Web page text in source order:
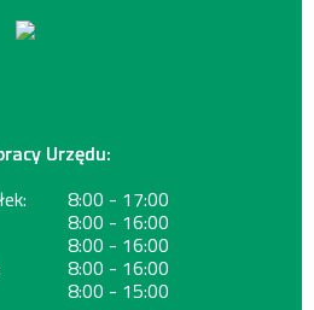
Urzędu:
8:00 - 17:00
8:00 - 16:00
8:00 - 16:00
8:00 - 16:00
8:00 - 15:00